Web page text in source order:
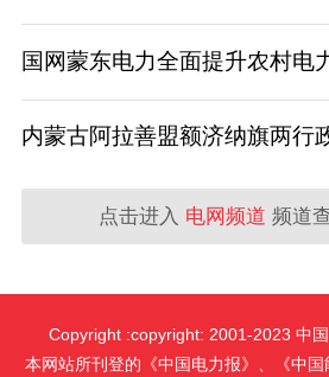
国网蒙东电力全面提升农村电
内蒙古阿拉善盟额济纳旗两行
点击进入 电网频道 频道
Copyright :copyright: 2001-2023 中
本网站所刊登的《中国电力报》、《中